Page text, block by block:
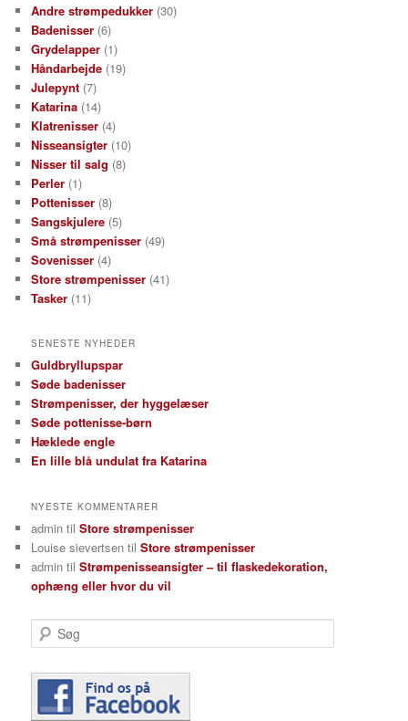
Andre strømpedukker (30)
Badenisser (6)
Grydelapper (1)
Håndarbejde (19)
Julepynt (7)
Katarina (14)
Klatrenisser (4)
Nisseansigter (10)
Nisser til salg (8)
Perler (1)
Pottenisser (8)
Sangskjulere (5)
Små strømpenisser (49)
Sovenisser (4)
Store strømpenisser (41)
Tasker (11)
SENESTE NYHEDER
Guldbryllupspar
Søde badenisser
Strømpenisser, der hyggelæser
Søde pottenisse-børn
Hæklede engle
En lille blå undulat fra Katarina
NYESTE KOMMENTARER
admin tilStore strømpenisser
Louise sievertsen tilStore strømpenisser
admin tilStrømpenisseansigter – til flaskedekoration,
ophæng eller hvor du vil
Søg